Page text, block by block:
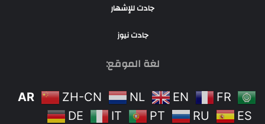
جادت للإشهار
جادت نيوز
لغة الموقع:
AR ZH-CN NL EN
FR
DE
IT PT RU ES